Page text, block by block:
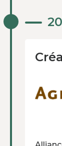
2002